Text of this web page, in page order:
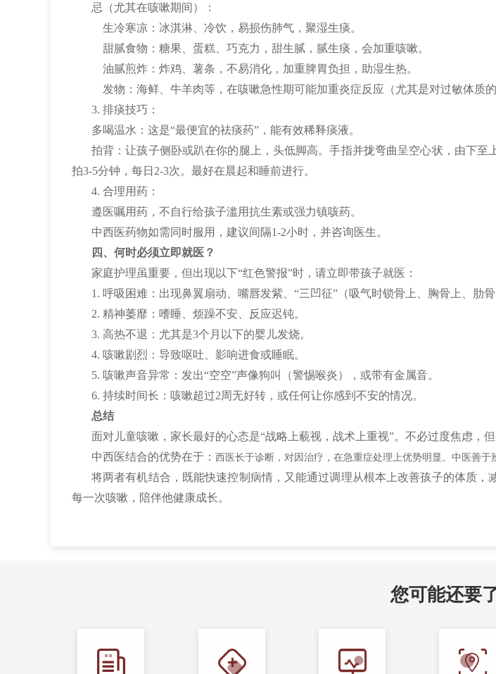
忌（尤其在咳嗽期间）：
生冷寒凉：冰淇淋、冷饮，易损伤肺气，聚湿生痰。
甜腻食物：糖果、蛋糕、巧克力，甜生腻，腻生痰，会加重咳嗽。
油腻煎炸：炸鸡、薯条，不易消化，加重脾胃负担，助湿生热。
发物：海鲜、牛羊肉等，在咳嗽急性期可能加重炎症反应（尤其是对过敏体质的
3. 排痰技巧：
多喝温水：这是“最便宜的祛痰药”，能有效稀释痰液。
拍背：让孩子侧卧或趴在你的腿上，头低脚高。手指并拢弯曲呈空心状，由下
拍3-5分钟，每日2-3次。最好在晨起和睡前进行。
4. 合理用药：
遵医嘱用药，不自行给孩子滥用抗生素或强力镇咳药。
中西医药物如需同时服用，建议间隔1-2小时，并咨询医生。
四、何时必须立即就医？
家庭护理虽重要，但出现以下“红色警报”时，请立即带孩子就医：
1. 呼吸困难：出现鼻翼扇动、嘴唇发紫、“三凹征”（吸气时锁骨上、胸骨上、肋骨
2. 精神萎靡：嗜睡、烦躁不安、反应迟钝。
3. 高热不退：尤其是3个月以下的婴儿发烧。
4. 咳嗽剧烈：导致呕吐、影响进食或睡眠。
5. 咳嗽声音异常：发出“空空”声像狗叫（警惕喉炎），或带有金属音。
6. 持续时间长：咳嗽超过2周无好转，或任何让你感到不安的情况。
总结
面对儿童咳嗽，家长最好的心态是“战略上藐视，战术上重视”。不必过度焦虑，
中西医结合的优势在于： 西医长于诊断，对因治疗，在急重症处理上优势明显。 中医善于
将两者有机结合，既能快速控制病情，又能通过调理从根本上改善孩子的体质
每一次咳嗽，陪伴他健康成长。
您可能还要